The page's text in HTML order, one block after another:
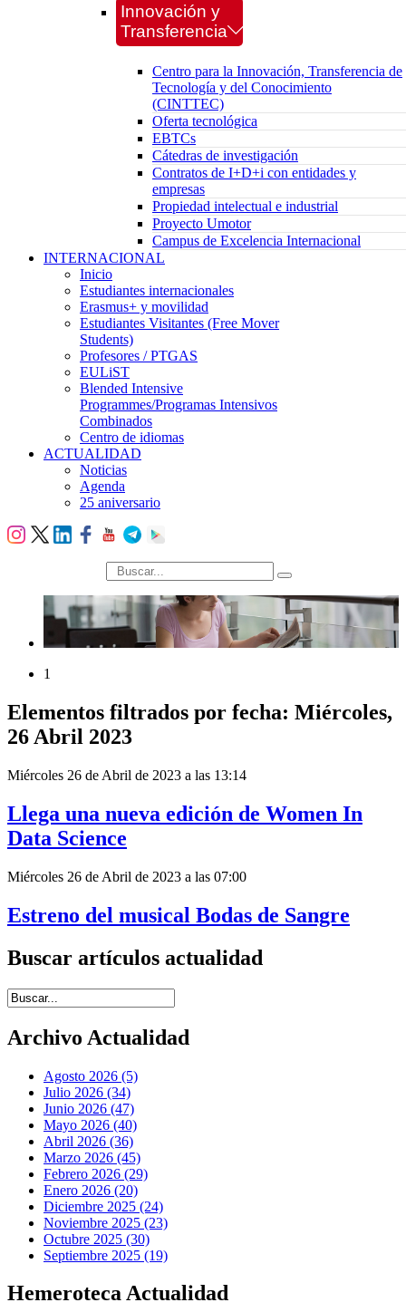
Innovación y
Transferencia
Centro para la Innovación, Transferencia de
Tecnología y del Conocimiento
(CINTTEC)
Oferta tecnológica
EBTCs
Cátedras de investigación
Contratos de I+D+i con entidades y
empresas
Propiedad intelectual e industrial
Proyecto Umotor
Campus de Excelencia Internacional
INTERNACIONAL
Inicio
Estudiantes internacionales
Erasmus+ y movilidad
Estudiantes Visitantes (Free Mover
Students)
Profesores / PTGAS
EULiST
Blended Intensive
Programmes/Programas Intensivos
Combinados
Centro de idiomas
ACTUALIDAD
Noticias
Agenda
25 aniversario
búsqueda
1
Elementos filtrados por fecha: Miércoles,
26 Abril 2023
Miércoles 26 de Abril de 2023 a las 13:14
Llega una nueva edición de Women In
Data Science
Miércoles 26 de Abril de 2023 a las 07:00
Estreno del musical Bodas de Sangre
Buscar artículos actualidad
Introduce términos de búsqueda
Archivo Actualidad
Agosto 2026 (5)
Julio 2026 (34)
Junio 2026 (47)
Mayo 2026 (40)
Abril 2026 (36)
Marzo 2026 (45)
Febrero 2026 (29)
Enero 2026 (20)
Diciembre 2025 (24)
Noviembre 2025 (23)
Octubre 2025 (30)
Septiembre 2025 (19)
Hemeroteca Actualidad